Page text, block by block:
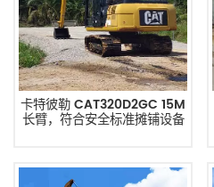
卡特彼勒 CAT320D2GC 15M
长臂，符合安全标准摊铺设备